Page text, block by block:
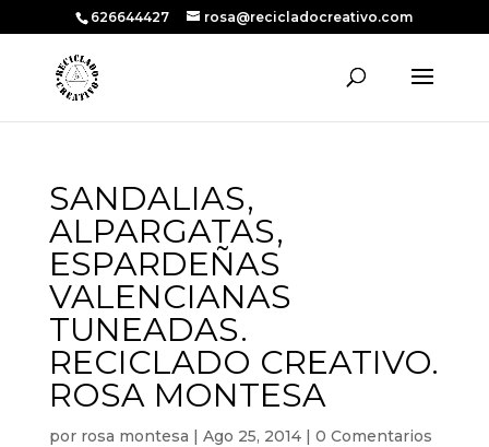
626644427 rosa@recicladocreativo.com
SANDALIAS,
ALPARGATAS,
ESPARDEÑAS
VALENCIANAS
TUNEADAS.
RECICLADO CREATIVO.
ROSA MONTESA
por rosa montesa | Ago 25, 2014| 0 Comentarios